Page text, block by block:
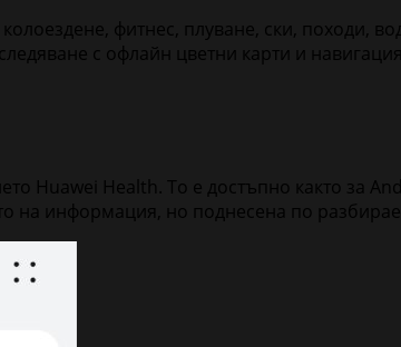
фитнес, плуване, ски,
с офлайн цветни карти и
Huawei Health. То е достъпно както за
на информация, но поднесена по